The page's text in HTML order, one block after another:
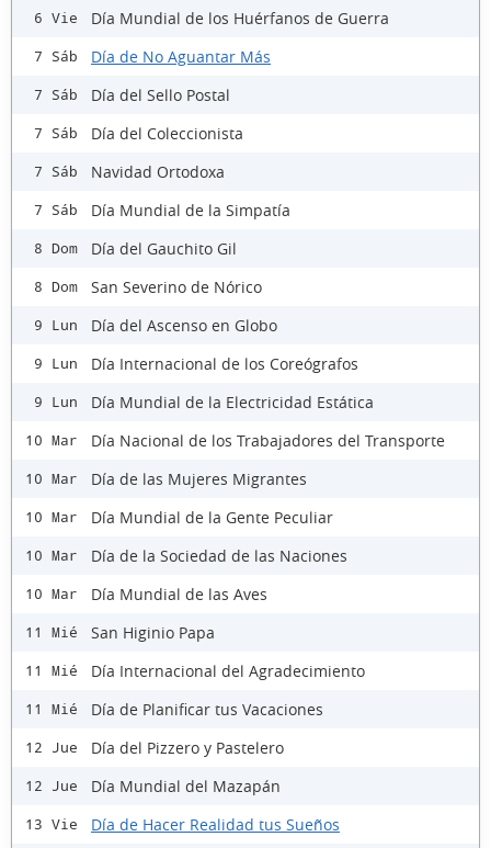
6 Vie Día Mundial de los Huérfanos de Guerra
7 Sáb Día de No Aguantar Más
7 Sáb Día del Sello Postal
7 Sáb Día del Coleccionista
7 Sáb Navidad Ortodoxa
7 Sáb Día Mundial de la Simpatía
8 Dom Día del Gauchito Gil
8 Dom San Severino de Nórico
9 Lun Día del Ascenso en Globo
9 Lun Día Internacional de los Coreógrafos
9 Lun Día Mundial de la Electricidad Estática
10 Mar Día Nacional de los Trabajadores del Transporte
10 Mar Día de las Mujeres Migrantes
10 Mar Día Mundial de la Gente Peculiar
10 Mar Día de la Sociedad de las Naciones
10 Mar Día Mundial de las Aves
11 Mié San Higinio Papa
11 Mié Día Internacional del Agradecimiento
11 Mié Día de Planificar tus Vacaciones
12 Jue Día del Pizzero y Pastelero
12 Jue Día Mundial del Mazapán
13 Vie Día de Hacer Realidad tus Sueños